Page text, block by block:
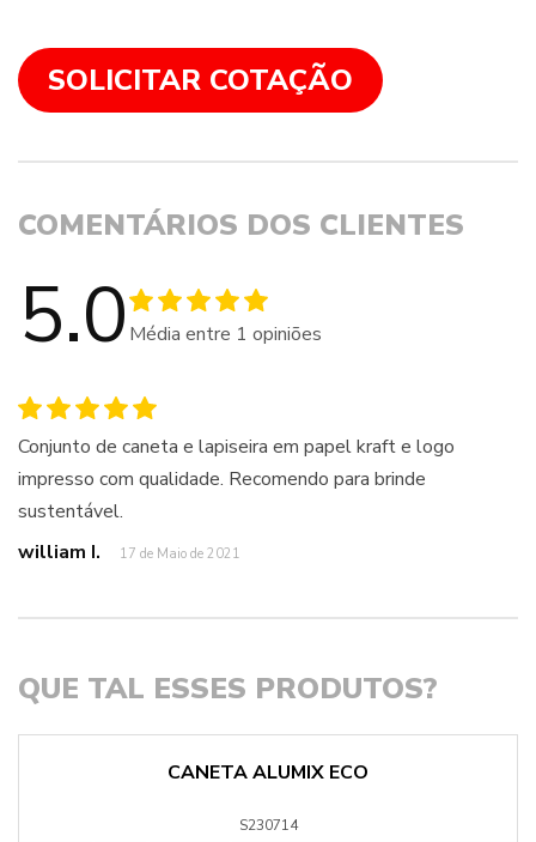
SOLICITAR COTAÇÃO
COMENTÁRIOS DOS CLIENTES
5.0 Média entre 1 opiniões
Conjunto de caneta e lapiseira em papel kraft e logo
impresso com qualidade. Recomendo para brinde
sustentável.
william I.
17 de Maio de 2021
QUE TAL ESSES PRODUTOS?
CANETA ALUMIX ECO
S230714